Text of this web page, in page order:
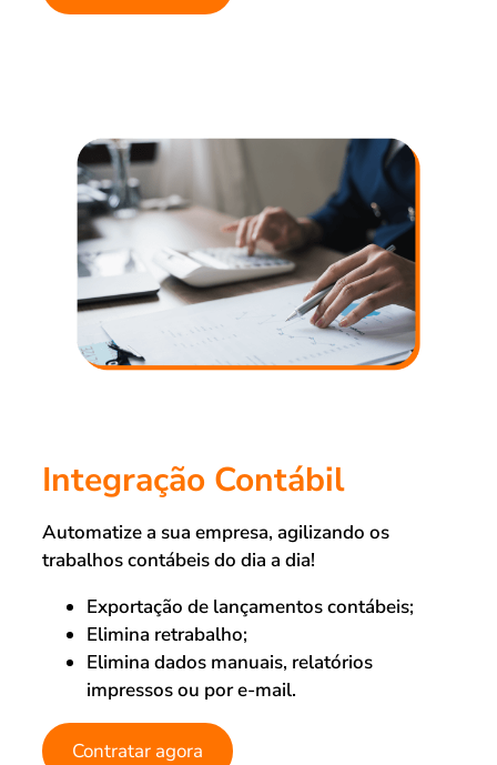
Integração Contábil
Automatize a sua empresa, agilizando os
trabalhos contábeis do dia a dia!
Exportação de lançamentos contábeis;
Elimina retrabalho;
Elimina dados manuais, relatórios
impressos ou por e-mail.
Contratar agora